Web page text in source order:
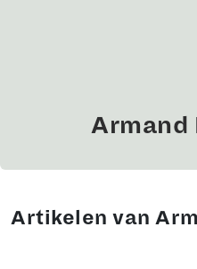
Armand
Artikelen van